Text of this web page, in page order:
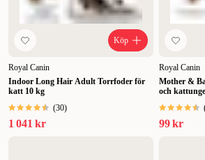
Köp
Royal Canin
Indoor Long Hair Adult Torrfoder för
katt 10 kg
(30)
1 041 kr
Royal Canin
Mother &
och
99 kr